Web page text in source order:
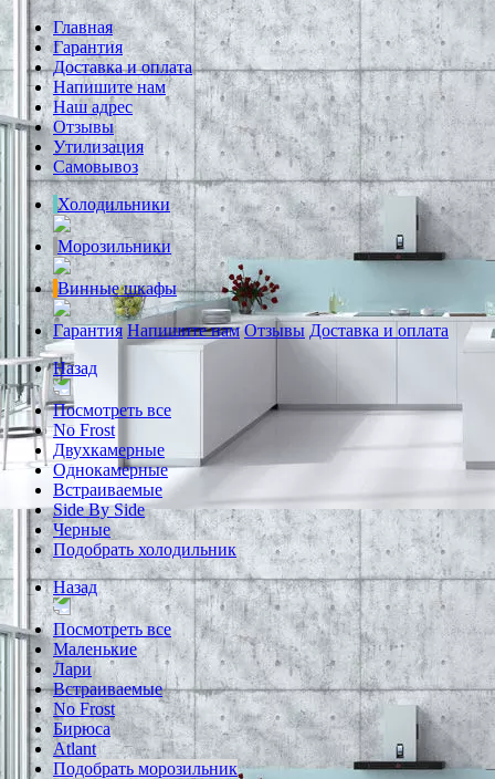
Главная
Гарантия
Доставка и оплата
Напишите нам
Наш адрес
Отзывы
Утилизация
Самовывоз
Холодильники
Морозильники
Винные шкафы
Гарантия Напишите нам Отзывы Доставка и оплата
Назад
Посмотреть все
No Frost
Двухкамерные
Однокамерные
Встраиваемые
Side By Side
Черные
Подобрать холодильник
Назад
Посмотреть все
Маленькие
Лари
Встраиваемые
No Frost
Бирюса
Atlant
Подобрать морозильник